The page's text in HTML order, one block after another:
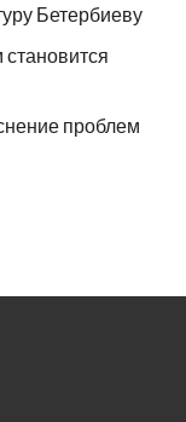
Бетербиеву
проблем